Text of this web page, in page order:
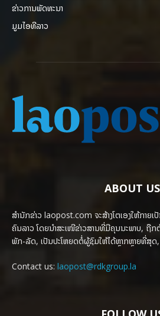
ຂ່າວການພັດທະນາ
ມູມໄອທີລາວ
ABOUT US
ສຳນັກຂ່າວ laopost.com ຈະສ້າງໂຕເອງໃຫ້ກາຍ
ຄົນລາວ ໂດຍນຳສະເໜີຂ່າວສານທີ່ມີຄຸນນະພາບ, ຖືກ
ພັກ-ລັດ, ເປັນປະໂຫຍດຕໍ່ຜູ້ຊົມໃຫ້ໄດ້ຫຼາກຫຼາຍທີ່ສຸດ
Contact us: laopost@rdkgroup.la